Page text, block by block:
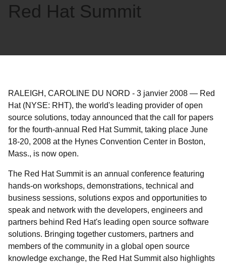
Red Hat Summit
RALEIGH, CAROLINE DU NORD - 3 janvier 2008 — Red
Hat (NYSE: RHT), the world's leading provider of open
source solutions, today announced that the call for papers
for the fourth-annual Red Hat Summit, taking place June
18-20, 2008 at the Hynes Convention Center in Boston,
Mass., is now open.
The Red Hat Summit is an annual conference featuring
hands-on workshops, demonstrations, technical and
business sessions, solutions expos and opportunities to
speak and network with the developers, engineers and
partners behind Red Hat's leading open source software
solutions. Bringing together customers, partners and
members of the community in a global open source
knowledge exchange, the Red Hat Summit also highlights